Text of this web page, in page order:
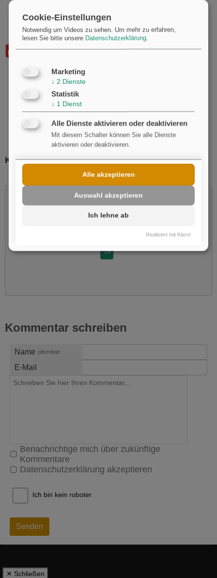
Kurze Version.
Ja
Kommentar schreiben
Name pflichtfeld
E-Mail
Benachrichtige mich über zukünftige
Kommentare
Datenschutzerklärung akzeptieren
Ich bin kein roboter
Senden
✕ Schließen
Cookie-Einstellungen
Notwendig um Videos zu sehen. Um mehr zu erfahren,
lesen Sie bitte unsere Datenschutzerklärung.
Marketing
↓ 2 Dienste
Statistik
↓ 1 Dienst
Alle Dienste aktivieren oder deaktivieren
Mit diesem Schalter können Sie alle Dienste
aktivieren oder deaktivieren.
Ich lehne ab
Auswahl akzeptieren
Alle akzeptieren
Realisiert mit Klaro!